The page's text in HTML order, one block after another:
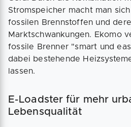
Stromspeicher macht man
fossilen Brennstoffen und
Marktschwankungen. Ekomo
fossile Brenner "smart und
dabei bestehende
lassen.
E-Loadster für mehr
Lebensqualität